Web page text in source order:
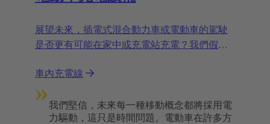
展望未來，插電式混合動力車或電動車的駕駛
是否更有可能在家中或充電站充電？我們假設
車內充電線
»我們堅信，未來每一種移動概念都將採用電
力驅動，這只是時間問題。電動車在許多方